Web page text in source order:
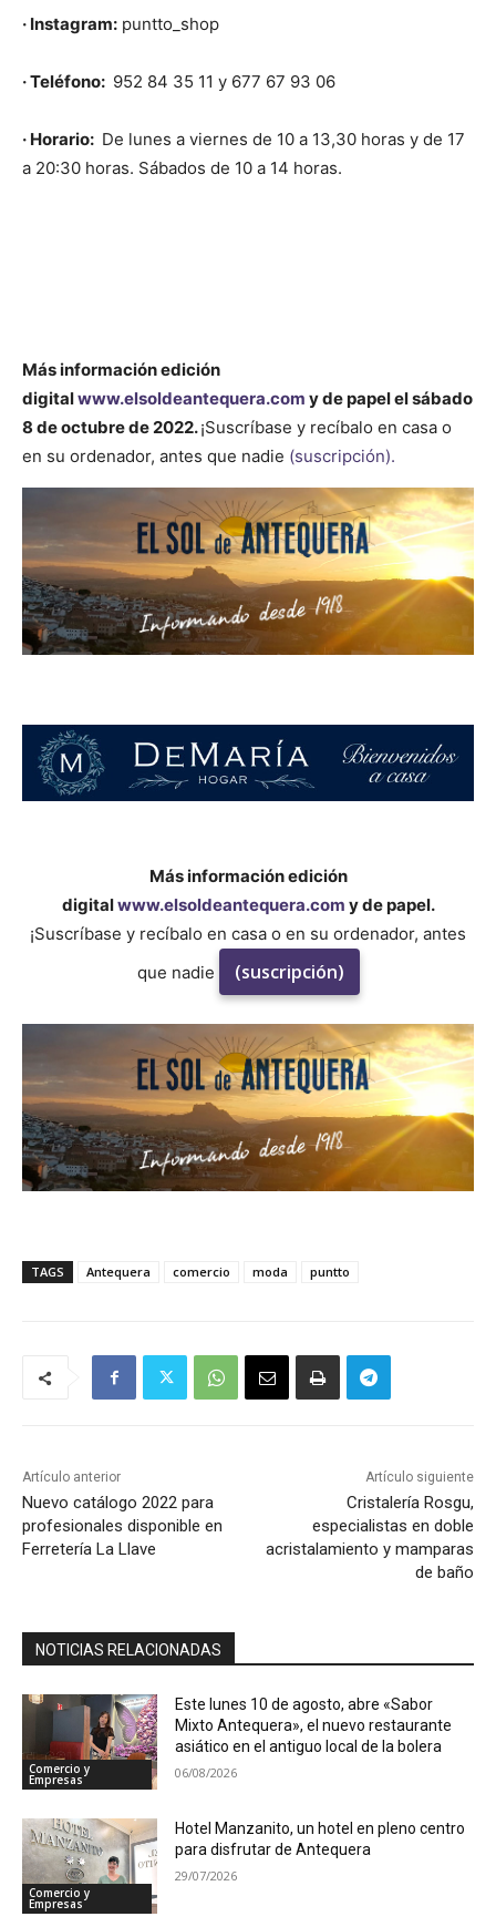
· Instagram: puntto_shop
· Teléfono: 952 84 35 11 y 677 67 93 06
· Horario: De lunes a viernes de 10 a 13,30 horas y de 17
a 20:30 horas. Sábados de 10 a 14 horas.
Más informaciónedición
digitalwww.elsoldeantequera.com y de papel el sábado
8 de octubre de 2022.¡Suscríbase y recíbalo en casa o
en su ordenador, antes que nadie (suscripción).
Más información edición
digitalwww.elsoldeantequera.com y de papel.
¡Suscríbase y recíbalo en casa o en su ordenador, antes
que nadie
(suscripción)
TAGS Antequera comercio moda puntto
Artículo anterior
Nuevo catálogo 2022 para
profesionales disponible en
Ferretería La Llave
Artículo siguiente
Cristalería Rosgu,
especialistas en doble
acristalamiento y mamparas
de baño
NOTICIAS RELACIONADAS
Comercio y
Empresas
Este lunes 10 de agosto, abre «Sabor
Mixto Antequera», el nuevo restaurante
asiático en el antiguo local de la bolera
06/08/2026
Comercio y
Empresas
Hotel Manzanito, un hotel en pleno centro
para disfrutar de Antequera
29/07/2026